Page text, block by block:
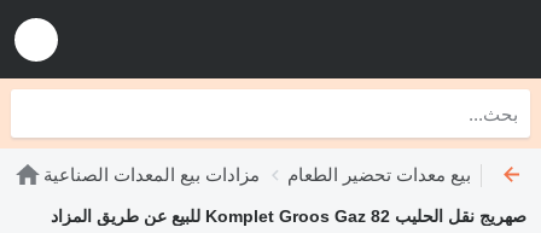
مزادات بيع المعدات الصناعية مزادات بيع معدات تحضير الطعام
صهريج نقل الحليب Komplet Groos Gaz 82 للبيع عن طريق المزاد